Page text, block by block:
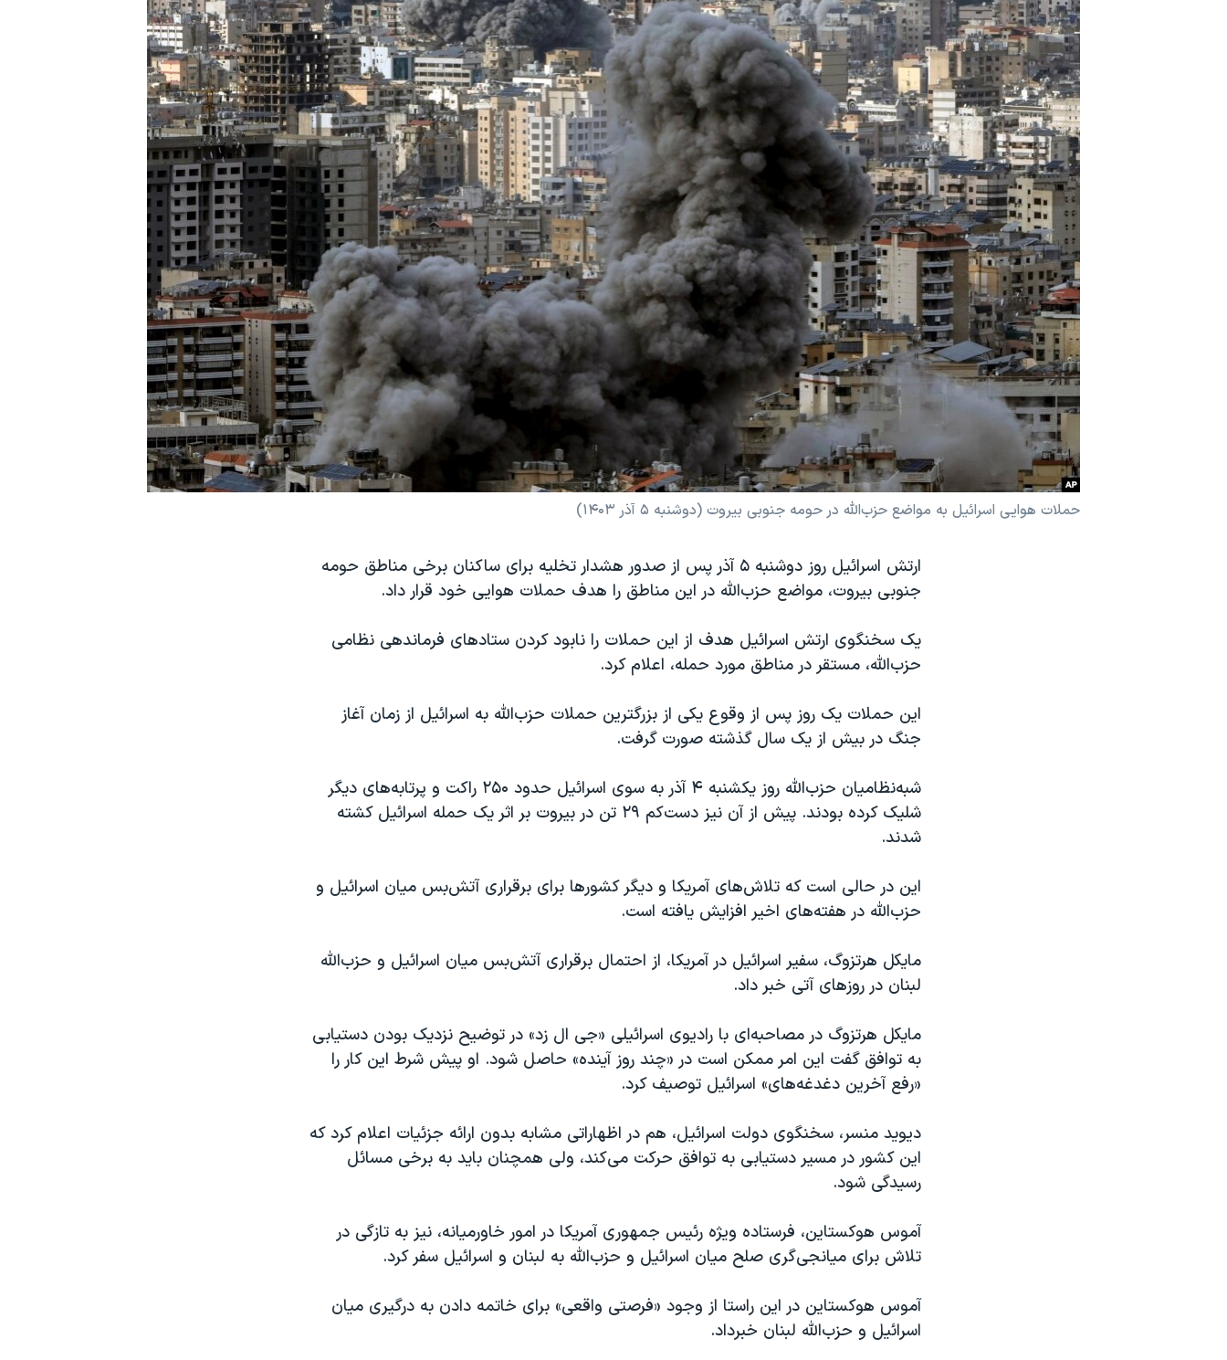
انتخابات ریاست جمهوری آمریکا ۲۰۲۴
حمله جمهوری اسلامی به اسرائیل
اعتراضات زن، زندگی، آزادی
مجموعه مستندهای دادخواهی
چهل سال گروگان‌گیری
قانون شفافیت دارائی کادر رهبری ایران
اعتراضات مردمی آبان ۹۸
نرگس محمدی برنده جایزه نوبل صلح
همایش محافظه‌کاران آمریکا «سی‌پک»
حملات هوایی اسرائیل به مواضع حزب‌الله در حومه جنوبی بیروت (دوشنبه ۵ آذر ۱۴۰۳)
ارتش اسرائیل روز دوشنبه ۵ آذر پس از صدور هشدار تخلیه برای ساکنان برخی مناطق حومه
جنوبی بیروت، مواضع حزب‌الله در این مناطق را هدف حملات هوایی خود قرار داد.
یک سخنگوی ارتش اسرائیل هدف از این حملات را نابود کردن ستادهای فرماندهی نظامی
حزب‌الله، مستقر در مناطق مورد حمله، اعلام کرد.
این حملات یک روز پس از وقوع یکی از بزرگترین حملات حزب‌الله به اسرائیل از زمان آغاز
جنگ در بیش از یک سال گذشته صورت گرفت.
شبه‌نظامیان حزب‌الله روز یکشنبه ۴ آذر به سوی اسرائیل حدود ۲۵۰ راکت و پرتابه‌های دیگر
شلیک کرده بودند. پیش از آن نیز دست‌کم ۲۹ تن در بیروت بر اثر یک حمله اسرائیل کشته
شدند.
این در حالی است که تلاش‌های آمریکا و دیگر کشورها برای برقراری آتش‌بس میان اسرائیل و
حزب‌الله در هفته‌های اخیر افزایش یافته است.
مایکل هرتزوگ، سفیر اسرائیل در آمریکا، از احتمال برقراری آتش‌بس میان اسرائیل و حزب‌الله
لبنان در روزهای آتی خبر داد.
مایکل هرتزوگ در مصاحبه‌ای با رادیوی اسرائیلی «جی ال زد» در توضیح نزدیک بودن دستیابی
به توافق گفت این امر ممکن است در «چند روز آینده» حاصل شود. او پیش شرط این کار را
«رفع آخرین دغدغه‌های» اسرائیل توصیف کرد.
دیوید منسر، سخنگوی دولت اسرائیل، هم در اظهاراتی مشابه بدون ارائه جزئیات اعلام کرد که
این کشور در مسیر دستیابی به توافق حرکت می‌کند، ولی همچنان باید به برخی مسائل
رسیدگی شود.
آموس هوکستاین، فرستاده ویژه رئیس جمهوری آمریکا در امور خاورمیانه، نیز به تازگی در
تلاش برای میانجی‌گری صلح میان اسرائیل و حزب‌الله به لبنان و اسرائیل سفر کرد.
آموس هوکستاین در این راستا از وجود «فرصتی واقعی» برای خاتمه دادن به درگیری میان
اسرائیل و حزب‌الله لبنان خبرداد.